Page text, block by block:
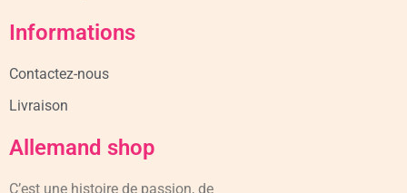
Informations
Contactez-nous
Livraison
Allemand shop
C’est une histoire de passion, de